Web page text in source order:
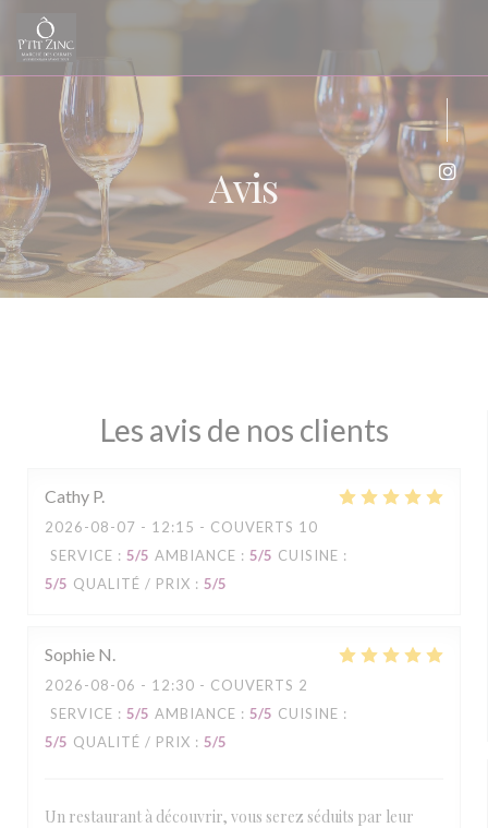
Personnalisation de vos choix en matière de cookies
Avis
Les avis de nos clients
Cathy P
2026-08-07 - 12:15 - COUVERTS 10
SERVICE : 5/5 AMBIANCE : 5/5 CUISINE :
5/5 QUALITÉ / PRIX : 5/5
Sophie N
2026-08-06 - 12:30 - COUVERTS 2
SERVICE : 5/5 AMBIANCE : 5/5 CUISINE :
5/5 QUALITÉ / PRIX : 5/5
Un restaurant à découvrir, vous serez séduits par leur